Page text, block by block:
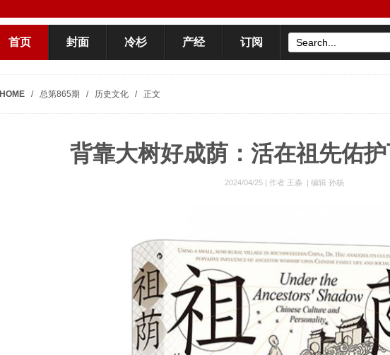
首页 封面 冷杉 产经 订阅
HOME / 总第865期 / 历史文化 / 正文
背靠大树好成荫：活在祖先佑
2024/04/25 |作者 王淼 |编辑 孙杨